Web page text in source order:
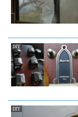
DIY
DIY